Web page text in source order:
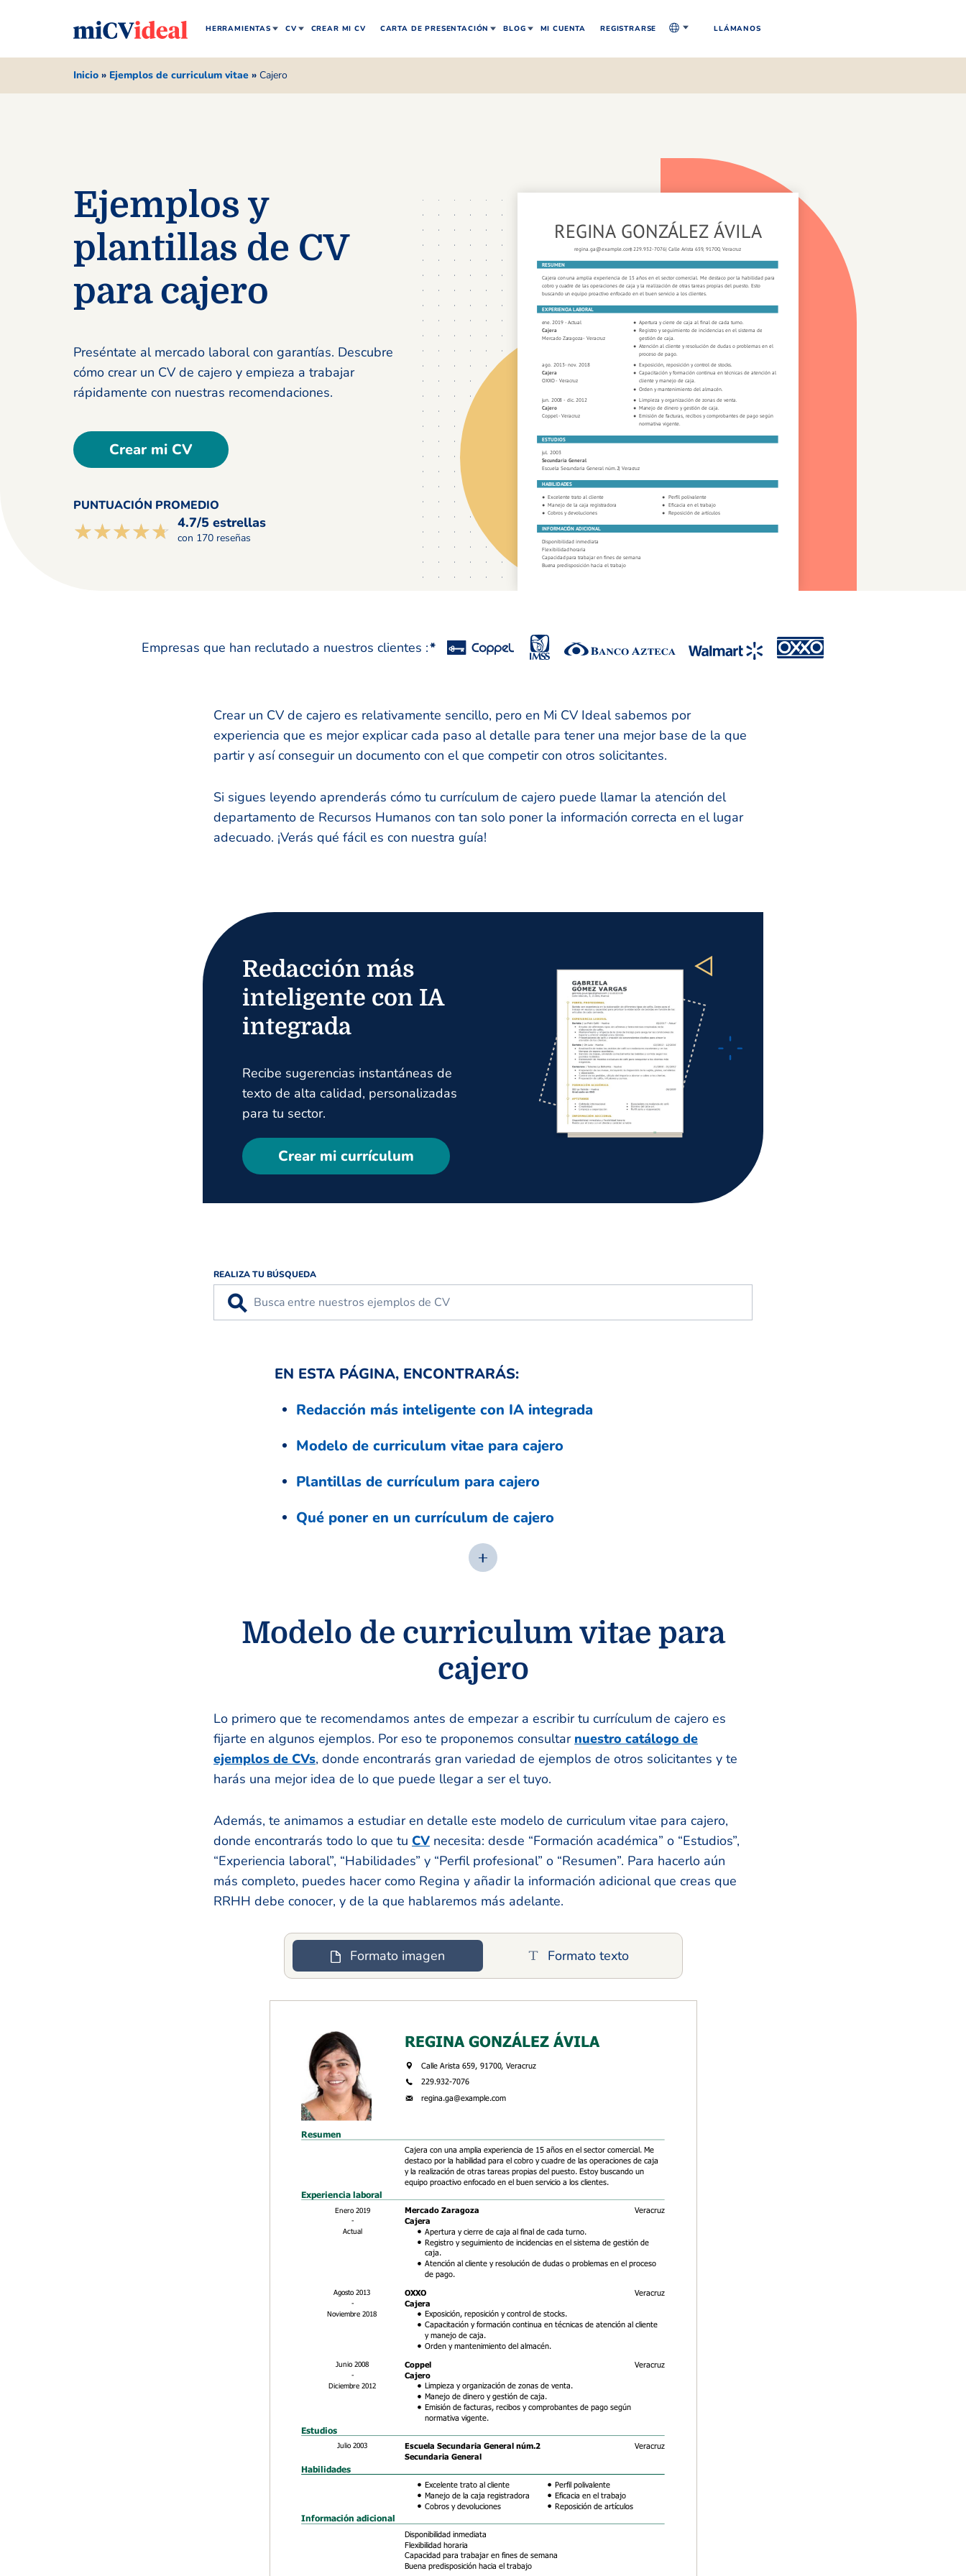
HERRAMIENTAS CV CREAR MI CV CARTA DE PRESENTACIÓN BLOG MI CUENTA REGISTRARSE LLÁMANOS
Inicio » Ejemplos de curriculum vitae » Cajero
Ejemplos y
plantillas de CV
para cajero
Preséntate al mercado laboral con garantías. Descubre
cómo crear un CV de cajero y empieza a trabajar
rápidamente con nuestras recomendaciones.
Crear mi CV
PUNTUACIÓN PROMEDIO
☆☆☆☆☆
★★★★★ 4.7/5 estrellas
con 170 reseñas
Empresas que han reclutado a nuestros clientes :*
Crear un CV de cajero es relativamente sencillo, pero en Mi CV Ideal sabemos por
experiencia que es mejor explicar cada paso al detalle para tener una mejor base de la que
partir y así conseguir un documento con el que competir con otros solicitantes.
Si sigues leyendo aprenderás cómo tu currículum de cajero puede llamar la atención del
departamento de Recursos Humanos con tan solo poner la información correcta en el lugar
adecuado. ¡Verás qué fácil es con nuestra guía!
Redacción más
inteligente con IA
integrada
Recibe sugerencias instantáneas de
texto de alta calidad, personalizadas
para tu sector.
Crear mi currículum
REALIZA TU BÚSQUEDA
⚲
EN ESTA PÁGINA, ENCONTRARÁS:
Redacción más inteligente con IA integrada
Modelo de curriculum vitae para cajero
Plantillas de currículum para cajero
Qué poner en un currículum de cajero
Modelo de curriculum vitae para
cajero
Lo primero que te recomendamos antes de empezar a escribir tu currículum de cajero es
fijarte en algunos ejemplos. Por eso te proponemos consultar nuestro catálogo de
ejemplos de CVs, donde encontrarás gran variedad de ejemplos de otros solicitantes y te
harás una mejor idea de lo que puede llegar a ser el tuyo.
Además, te animamos a estudiar en detalle este modelo de curriculum vitae para cajero,
donde encontrarás todo lo que tu CV necesita: desde “Formación académica” o “Estudios”,
“Experiencia laboral”, “Habilidades” y “Perfil profesional” o “Resumen”. Para hacerlo aún
más completo, puedes hacer como Regina y añadir la información adicional que creas que
RRHH debe conocer, y de la que hablaremos más adelante.
Formato imagen Formato texto